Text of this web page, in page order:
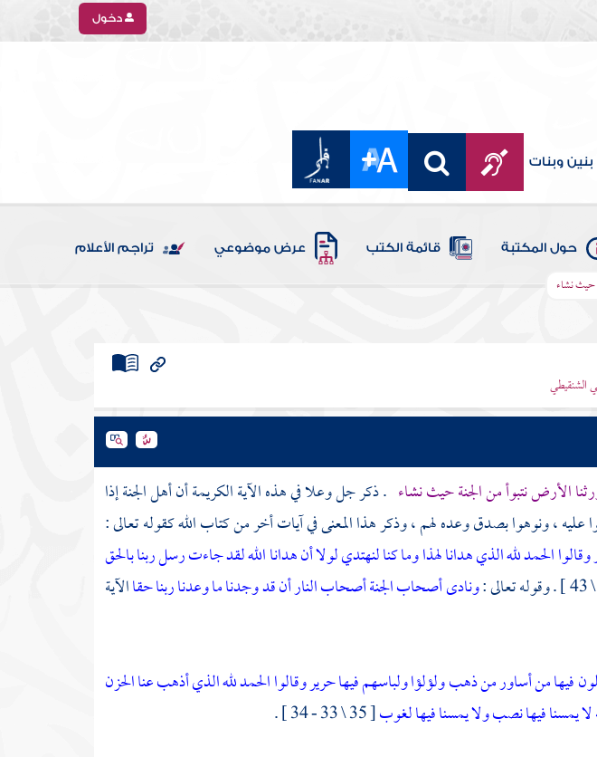
دخول
بنين وبنات
حول المكتبة قائمة الكتب عرض موضوعي تراجم الأعلام
حيث نشاء
الشنقيطي
الأرض نتبوأ من الجنة حيث نشاء . ذكر جل وعلا في هذه الآية الكريمة أن أهل الجنة إذا
عليه ، ونوهوا بصدق وعده لهم ، وذكر هذا المعنى في آيات أخر من كتاب الله كقوله تعالى :
الحمد لله الذي هدانا لهذا وما كنا لنهتدي لولا أن هدانا الله لقد جاءت رسل ربنا بالحق
ونادى أصحاب الجنة أصحاب النار أن قد وجدنا ما وعدنا ربنا حقاالآية
فيها من أساور من ذهب ولؤلؤا ولباسهم فيها حريروقالوا الحمد لله الذي أذهب عنا الحزن
يمسنا فيها نصب ولا يمسنا فيها لغوب[ 35 \ 33 - 34 ] .